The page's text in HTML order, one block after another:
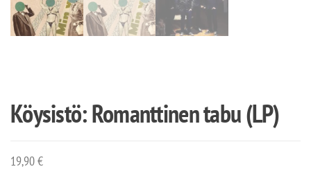
Köysistö: Romanttinen tabu (LP)
19,90€